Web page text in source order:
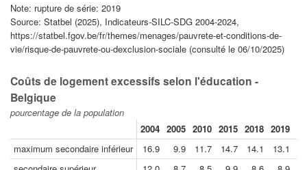
Note: rupture de série: 2019
Source: Statbel (2025), Indicateurs-SILC-SDG 2004-2024,
https://statbel.fgov.be/fr/themes/menages/pauvrete-et-conditions-de-
vie/risque-de-pauvrete-ou-dexclusion-sociale (consulté le 06/10/2025)
Coûts de logement excessifs selon l'éducation -
Belgique
pourcentage de la population
2004 2005 2010 2015 2018 2019
maximum secondaire inférieur
16.9 9.9 11.7 14.7 14.1 13.1